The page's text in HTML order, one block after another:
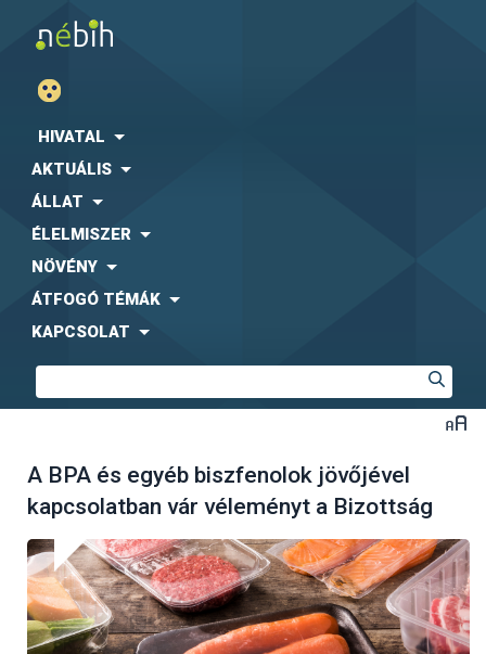
HIVATAL
AKTUÁLIS
ÁLLAT
ÉLELMISZER
NÖVÉNY
ÁTFOGÓ TÉMÁK
KAPCSOLAT
A BPA és egyéb biszfenolok jövőjével
kapcsolatban vár véleményt a Bizottság